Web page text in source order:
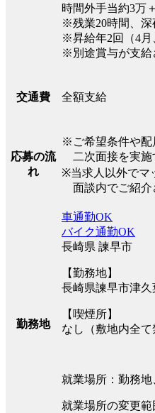
時間外手当約3万
※残業20時間、深
※昇給年2回（4月
※別途賞与が支給
交通費 全額支給
応募の流
れ
※ご希望条件や配
二次面接を実施
※当求人以外でマ
面談内でご紹介
勤務地
車通勤OK
バイク通勤OK
長崎県 諫早市
【勤務地】
長崎県諫早市津久
【喫煙所】
なし（敷地内全て
就業場所：勤務
就業場所の変更